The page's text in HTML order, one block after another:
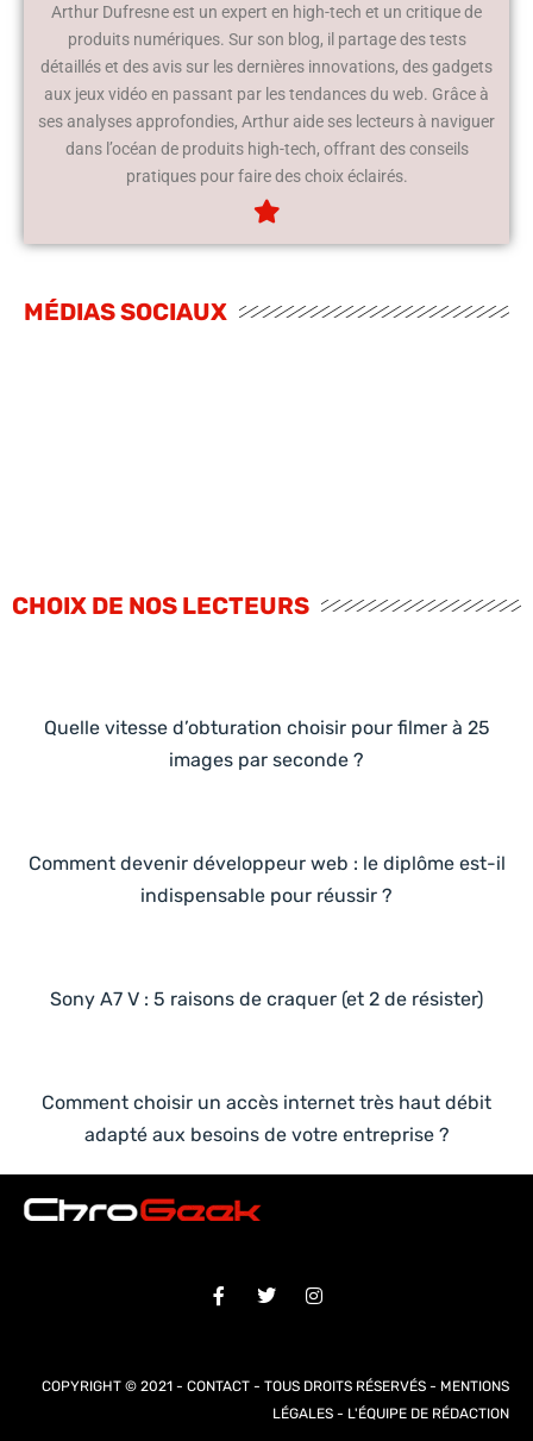
Arthur Dufresne est un expert en high-tech et un critique de
produits numériques. Sur son blog, il partage des tests
détaillés et des avis sur les dernières innovations, des gadgets
aux jeux vidéo en passant par les tendances du web. Grâce à
ses analyses approfondies, Arthur aide ses lecteurs à naviguer
dans l’océan de produits high-tech, offrant des conseils
pratiques pour faire des choix éclairés.
MÉDIAS SOCIAUX
CHOIX DE NOS LECTEURS
Quelle vitesse d’obturation choisir pour filmer à 25
images par seconde ?
Comment devenir développeur web : le diplôme est-il
indispensable pour réussir ?
Sony A7 V : 5 raisons de craquer (et 2 de résister)
Comment choisir un accès internet très haut débit
adapté aux besoins de votre entreprise ?
COPYRIGHT © 2021 - CONTACT - TOUS DROITS RÉSERVÉS - MENTIONS
LÉGALES - L'ÉQUIPE DE RÉDACTION